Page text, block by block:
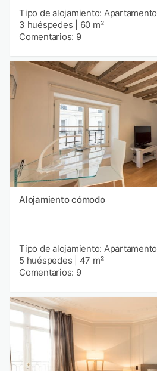
Tipo de alojamiento: Apartamento
3 huéspedes
60 m²
Comentarios: 9
Alojamiento cómodo
Tipo de alojamiento: Apartamento
5 huéspedes
47 m²
Comentarios: 9